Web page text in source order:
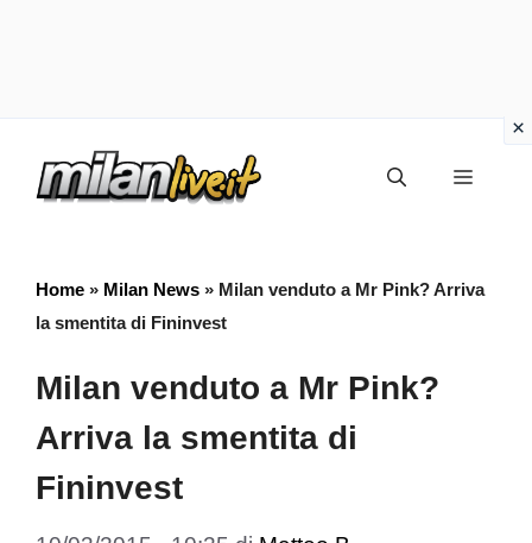
Menu
Home » Milan News » Milan venduto a Mr Pink? Arriva
la smentita di Fininvest
Milan venduto a Mr Pink?
Arriva la smentita di
Fininvest